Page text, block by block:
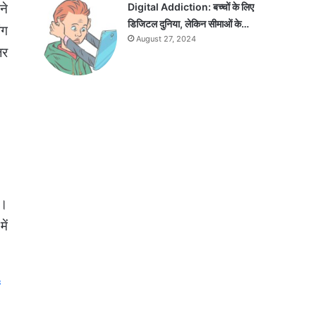
Digital Addiction: बच्चों के लिए
डिजिटल दुनिया, लेकिन सीमाओं के…
August 27, 2024